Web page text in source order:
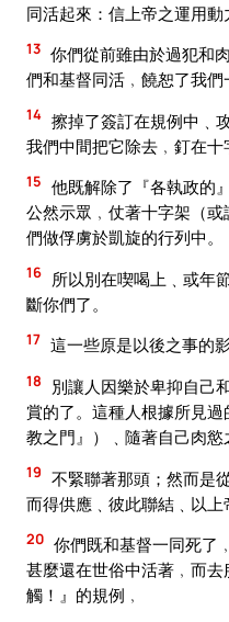
同活起來：信上帝之運用動
13 你們從前雖由於過犯和
們和基督同活﹐饒恕了我們
14 擦掉了簽訂在規例中﹑
我們中間把它除去﹐釘在十
15 他既解除了『各執政的
公然示眾﹐仗著十字架（
們做俘虜於凱旋的行列中。
16
所以別在喫喝上﹑或年
斷你們了。
17 這一些原是以後之事的
18
別讓人因樂於卑抑自己
賞的了。這種人根據所見
教之門』）﹑隨著自己肉慾
19 不緊聯著那頭；然而是
而得供應﹑彼此聯結﹑以上
20 你們既和基督一同死了
甚麼還在世俗中活著﹐而
觸！』的規例﹐